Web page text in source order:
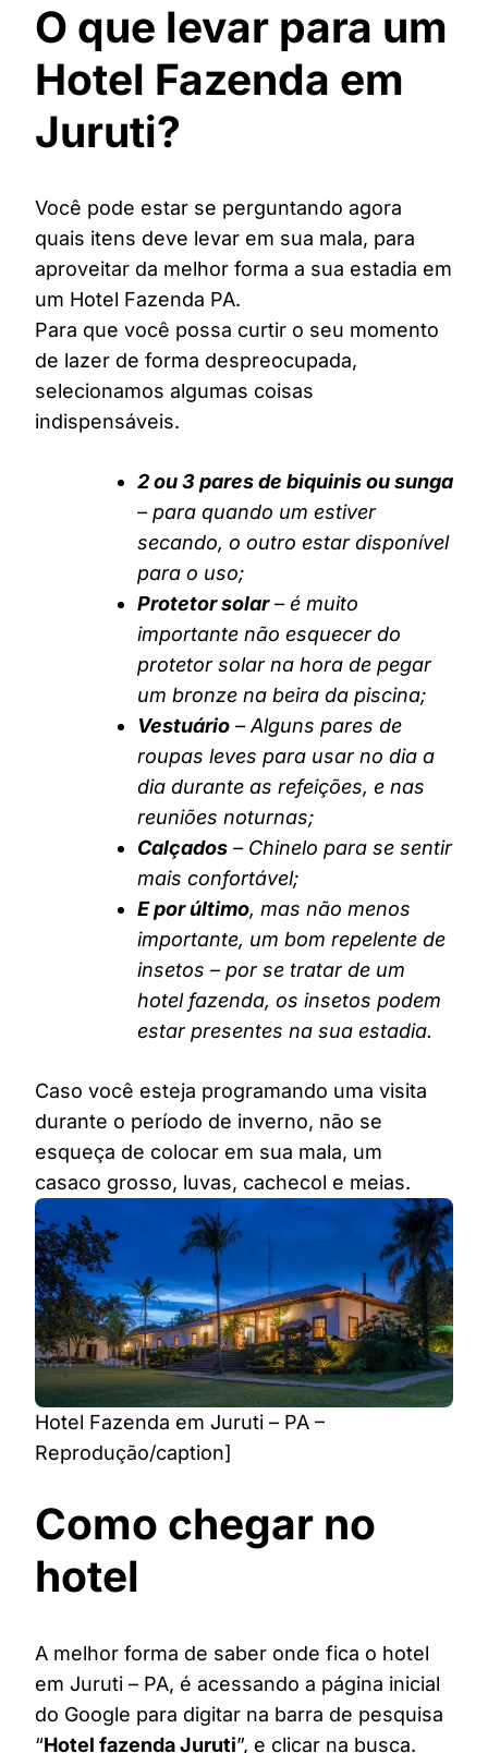
O que levar para um
Hotel Fazenda em
Juruti?
Você pode estar se perguntando agora
quais itens deve levar em sua mala, para
aproveitar da melhor forma a sua estadia em
um Hotel Fazenda PA.
Para que você possa curtir o seu momento
de lazer de forma despreocupada,
selecionamos algumas coisas
indispensáveis.
2 ou 3 pares de biquinis ou sunga
– para quando um estiver
secando, o outro estar disponível
para o uso;
Protetor solar– é muito
importante não esquecer do
protetor solar na hora de pegar
um bronze na beira da piscina;
Vestuário – Alguns pares de
roupas leves para usar no dia a
dia durante as refeições, e nas
reuniões noturnas;
Calçados – Chinelo para se sentir
mais confortável;
E por último, mas não menos
importante, um bom repelente de
insetos – por se tratar de um
hotel fazenda, os insetos podem
estar presentes na sua estadia.
Caso você esteja programando uma visita
durante o período de inverno, não se
esqueça de colocar em sua mala, um
casaco grosso, luvas, cachecol e meias.
Hotel Fazenda em Juruti – PA –
Reprodução/caption]
Como chegar no
hotel
A melhor forma de saber onde fica o hotel
em Juruti – PA, é acessando a página inicial
do Google para digitar na barra de pesquisa
“Hotel fazenda Juruti”, e clicar na busca.